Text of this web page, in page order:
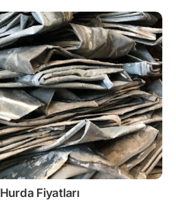
Hurda Fiyatları